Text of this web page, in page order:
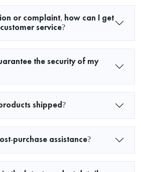
or complaint, how can I get
service?
the security of my
shipped?
purchase assistance?